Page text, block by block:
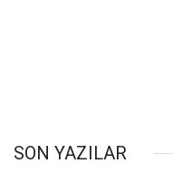
SON YAZILAR